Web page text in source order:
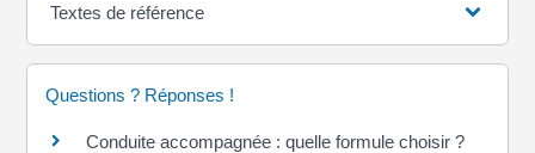
Textes de référence
Questions ? Réponses !
Conduite accompagnée : quelle formule choisir ?